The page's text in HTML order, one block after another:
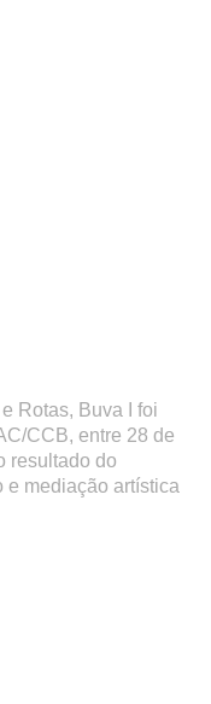
Rotas, Buva I foi
CCB, entre 28 de
resultado do
e mediação artística